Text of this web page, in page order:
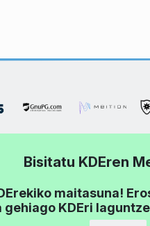
Bisitatu KDEren
maitasuna!
gehiago KDEri